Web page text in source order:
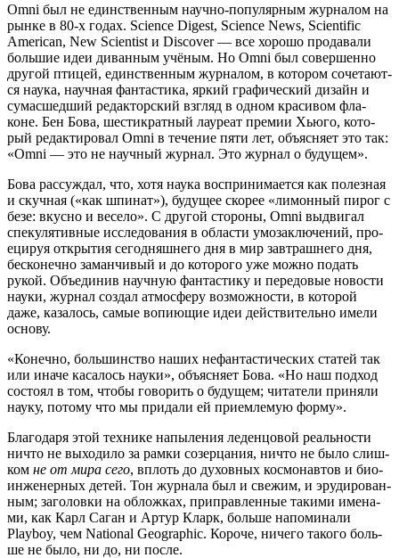
Omni был не един­ствен­ным науч­но-попу­ляр­ным жур­на­лом на
рын­ке в 80‑х годах. Science Digest, Science News, Scientific
American, New Scientist и Discover — все хоро­шо про­да­ва­ли
боль­шие идеи диван­ным учё­ным. Но Omni был совер­шен­но
дру­гой пти­цей, един­ствен­ным жур­на­лом, в кото­ром соче­та­ют­
ся нау­ка, науч­ная фан­та­сти­ка, яркий гра­фи­че­ский дизайн и
сума­сшед­ший редак­тор­ский взгляд в одном кра­си­вом фла­
коне. Бен Бова, шести­крат­ный лау­ре­ат пре­мии Хью­го, кото­
рый редак­ти­ро­вал Omni в тече­ние пяти лет, объ­яс­ня­ет это так:
«Omni — это не науч­ный жур­нал. Это жур­нал о будущем».
Бова рас­суж­дал, что, хотя нау­ка вос­при­ни­ма­ет­ся как полез­ная
и скуч­ная («как шпи­нат»), буду­щее ско­рее «лимон­ный пирог с
безе: вкус­но и весе­ло». С дру­гой сто­ро­ны, Omni выдви­гал
спе­ку­ля­тив­ные иссле­до­ва­ния в обла­сти умо­за­клю­че­ний, про­
еци­руя откры­тия сего­дняш­не­го дня в мир зав­траш­не­го дня,
бес­ко­неч­но заман­чи­вый и до кото­ро­го уже мож­но подать
рукой. Объ­еди­нив науч­ную фан­та­сти­ку и пере­до­вые ново­сти
нау­ки, жур­нал создал атмо­сфе­ру воз­мож­но­сти, в кото­рой
даже, каза­лось, самые вопи­ю­щие идеи дей­стви­тель­но име­ли
основу.
«Конеч­но, боль­шин­ство наших нефан­та­сти­че­ских ста­тей так
или ина­че каса­лось нау­ки», объ­яс­ня­ет Бова. «Но наш под­ход
состо­ял в том, что­бы гово­рить о буду­щем; чита­те­ли при­ня­ли
нау­ку, пото­му что мы при­да­ли ей при­ем­ле­мую форму».
Бла­го­да­ря этой тех­ни­ке напы­ле­ния леден­цо­вой реаль­но­сти
ничто не выхо­ди­ло за рам­ки созер­ца­ния, ничто не было слиш­
ком не от мира сего, вплоть до духов­ных кос­мо­нав­тов и био­
ин­же­нер­ных детей. Тон жур­на­ла был и све­жим, и эру­ди­ро­ван­
ным; заго­лов­ки на облож­ках, при­прав­лен­ные таки­ми име­на­
ми, как Карл Саган и Артур Кларк, боль­ше напо­ми­на­ли
Playboy, чем National Geographic. Коро­че, ниче­го тако­го боль­
ше не было, ни до, ни после.